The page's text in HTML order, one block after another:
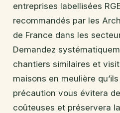
entreprises labellisées
recommandés par les
de France dans les
Demandez
chantiers similaires et
maisons en meulière
précaution vous évitera
coûteuses et préservera